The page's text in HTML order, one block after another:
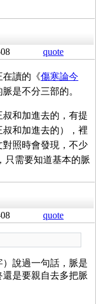
quote
在讀的《傷寒論今
是不分三部的。
和加進去的，有提
和加進去的），裡
照時會發現，不少
只需要知道基本的脈
quote
說過一句話，脈是
是要親自去多把脈